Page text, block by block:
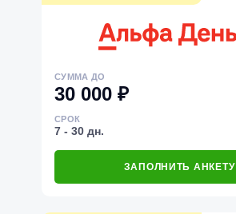
СУММА ДО
30 000 ₽
СРОК
7 - 30 дн.
ЗАПОЛНИТЬ АНКЕТУ